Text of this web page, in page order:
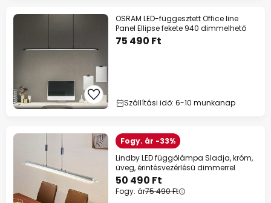
OSRAM LED-függesztett Office line
Panel Ellipse fekete 940 dimmelhető
75 490 Ft
Szállítási idő: 6-10 munkanap
Fogy. ár -33%
Lindby LED függőlámpa Sladja, króm,
üveg, érintésvezérlésű dimmerrel
50 490 Ft
Fogy. ár75 490 Ft